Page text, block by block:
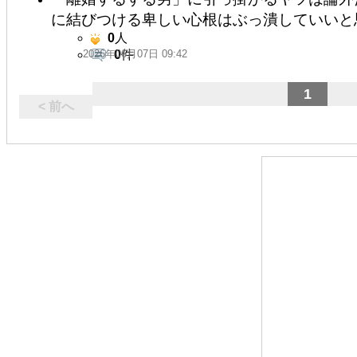
に結びつける卑しい心根はぶっ潰していい
2026年06月07日 09:42
0人
0件
< 前へ
1